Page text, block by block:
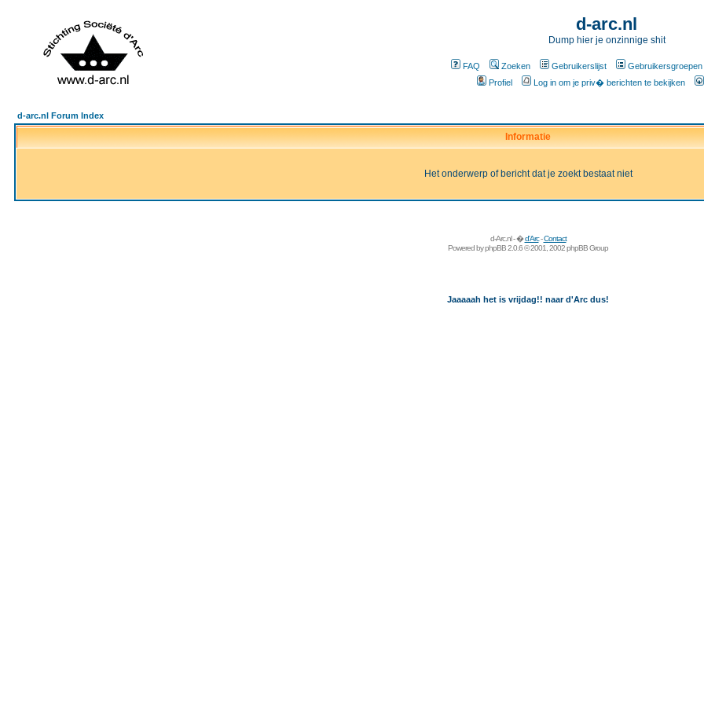
d-arc.nl
Dump hier je onzinnige shit
FAQ Zoeken Gebruikerslijst Gebruikersgroepen
Profiel
Log in om je priv� berichten te bekijken
d-arc.nl Forum Index
Informatie
Het onderwerp of bericht dat je zoekt bestaat niet
d-Arc.nl - �d'Arc-Contact
Powered byphpBB2.0.6 © 2001, 2002 phpBB Group
Jaaaaah het is vrijdag!! naar d'Arc dus!